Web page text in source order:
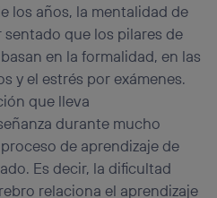
los años, la mentalidad de
que los pilares de
en la formalidad, en las
y el estrés por exámenes.
que lleva
durante mucho
de aprendizaje de
Es decir, la dificultad
relaciona el aprendizaje